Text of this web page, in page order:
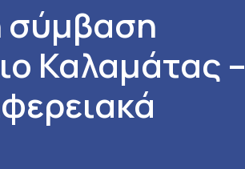
σύμβαση
Καλαμάτας –